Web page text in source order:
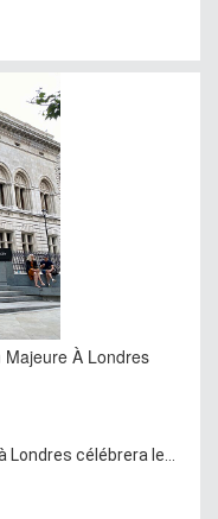
Majeure À Londres
célébrera le...